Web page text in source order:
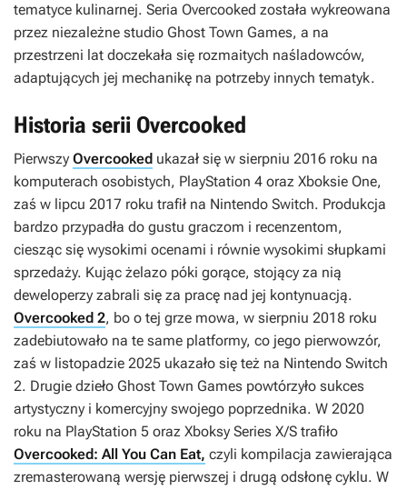
tematyce kulinarnej. Seria Overcooked została wykreowana
przez niezależne studio Ghost Town Games, a na
przestrzeni lat doczekała się rozmaitych naśladowców,
adaptujących jej mechanikę na potrzeby innych tematyk.
Historia serii Overcooked
Pierwszy Overcooked ukazał się w sierpniu 2016 roku na
komputerach osobistych, PlayStation 4 oraz Xboksie One,
zaś w lipcu 2017 roku trafił na Nintendo Switch. Produkcja
bardzo przypadła do gustu graczom i recenzentom,
ciesząc się wysokimi ocenami i równie wysokimi słupkami
sprzedaży. Kując żelazo póki gorące, stojący za nią
deweloperzy zabrali się za pracę nad jej kontynuacją.
Overcooked 2, bo o tej grze mowa, w sierpniu 2018 roku
zadebiutowało na te same platformy, co jego pierwowzór,
zaś w listopadzie 2025 ukazało się też na Nintendo Switch
2. Drugie dzieło Ghost Town Games powtórzyło sukces
artystyczny i komercyjny swojego poprzednika. W 2020
roku na PlayStation 5 oraz Xboksy Series X/S trafiło
Overcooked: All You Can Eat, czyli kompilacja zawierająca
zremasterowaną wersję pierwszej i drugą odsłonę cyklu. W